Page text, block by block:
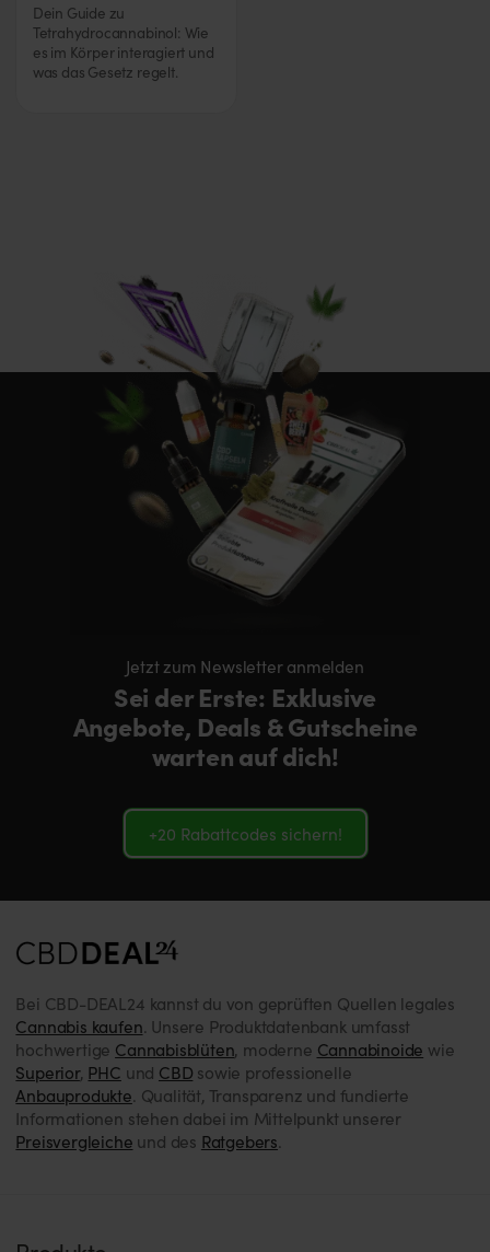
Dein Guide zu
Tetrahydrocannabinol: Wie
es im Körper interagiert und
was das Gesetz regelt.
Jetzt zum Newsletter anmelden
Sei der Erste: Exklusive
Angebote, Deals & Gutscheine
warten auf dich!
+20 Rabattcodes sichern!
Bei CBD-DEAL24 kannst du von geprüften Quellen legales
Cannabis kaufen. Unsere Produktdatenbank umfasst
hochwertige Cannabisblüten, moderne Cannabinoide wie
Superior, PHC und CBD sowie professionelle
Anbauprodukte. Qualität, Transparenz und fundierte
Informationen stehen dabei im Mittelpunkt unserer
Preisvergleiche und des Ratgebers.